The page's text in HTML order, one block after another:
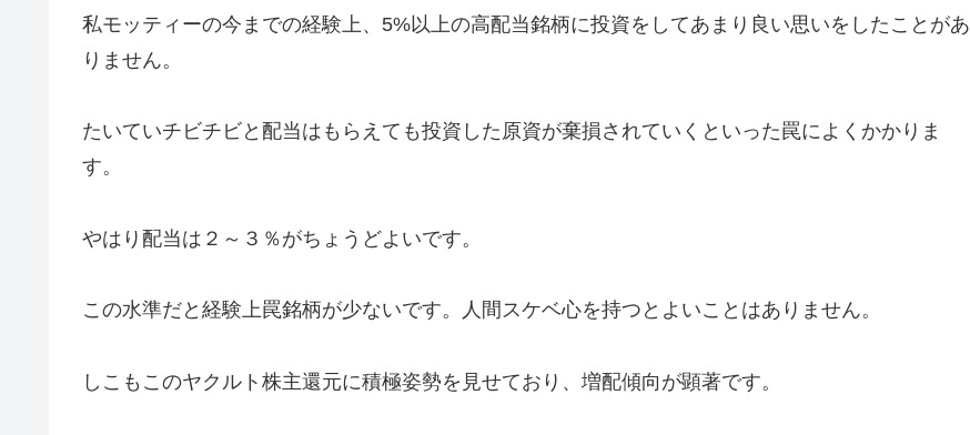
私モッティーの今までの経験上、5%以上の高配当銘柄に投資をしてあまり良い思いをしたことがあ
りません。
たいていチビチビと配当はもらえても投資した原資が棄損されていくといった罠によくかかりま
す。
やはり配当は２～３％がちょうどよいです。
この水準だと経験上罠銘柄が少ないです。人間スケベ心を持つとよいことはありません。
しこもこのヤクルト株主還元に積極姿勢を見せており、増配傾向が顕著です。